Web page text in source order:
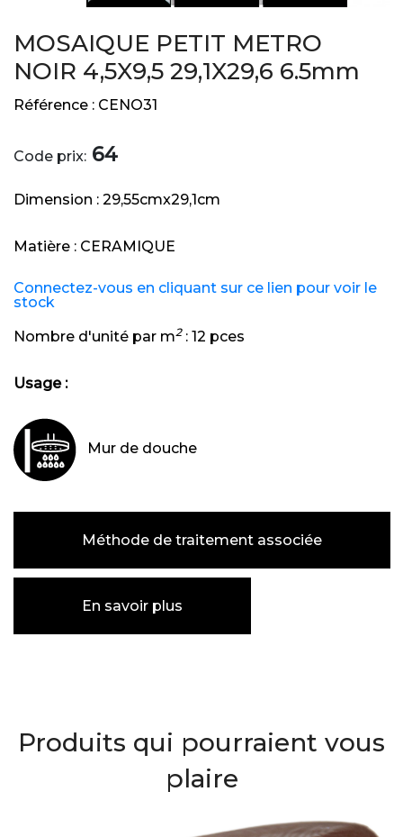
MOSAIQUE PETIT METRO
NOIR 4,5X9,5 29,1X29,6 6.5mm
Référence : CENO31
Code prix: 64
Dimension : 29,55cmx29,1cm
Matière : CERAMIQUE
Connectez-vous en cliquant sur ce lien pour voir le
stock
Nombre d'unité par m2: 12 pces
Usage :
Mur de douche
Méthode de traitement associée
En savoir plus
Produits qui pourraient vous
plaire